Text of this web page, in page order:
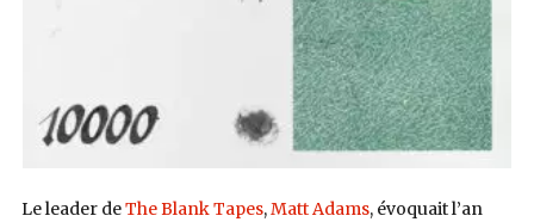
Le leader deThe Blank Tapes,Matt Adams, évoquait l’an